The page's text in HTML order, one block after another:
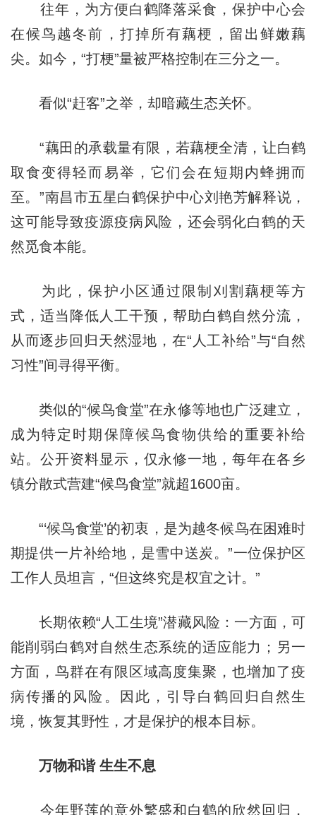
往年，为方便白鹤降落采食，保护中心会
在候鸟越冬前，打掉所有藕梗，留出鲜嫩藕
尖。如今，“打梗”量被严格控制在三分之一。
看似“赶客”之举，却暗藏生态关怀。
“藕田的承载量有限，若藕梗全清，让白鹤
取食变得轻而易举，它们会在短期内蜂拥而
至。”南昌市五星白鹤保护中心刘艳芳解释说，
这可能导致疫源疫病风险，还会弱化白鹤的天
然觅食本能。
为此，保护小区通过限制刈割藕梗等方
式，适当降低人工干预，帮助白鹤自然分流，
从而逐步回归天然湿地，在“人工补给”与“自然
习性”间寻得平衡。
类似的“候鸟食堂”在永修等地也广泛建立，
成为特定时期保障候鸟食物供给的重要补给
站。公开资料显示，仅永修一地，每年在各乡
镇分散式营建“候鸟食堂”就超1600亩。
“‘候鸟食堂’的初衷，是为越冬候鸟在困难时
期提供一片补给地，是雪中送炭。”一位保护区
工作人员坦言，“但这终究是权宜之计。”
长期依赖“人工生境”潜藏风险：一方面，可
能削弱白鹤对自然生态系统的适应能力；另一
方面，鸟群在有限区域高度集聚，也增加了疫
病传播的风险。因此，引导白鹤回归自然生
境，恢复其野性，才是保护的根本目标。
万物和谐 生生不息
今年野莲的意外繁盛和白鹤的欣然回归，